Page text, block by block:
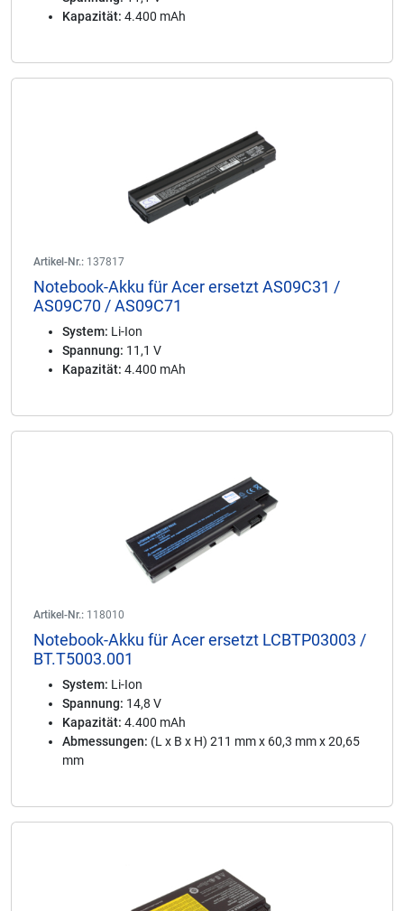
Kapazität: 4.400 mAh
Artikel-Nr.: 137817
Notebook-Akku für Acer ersetzt AS09C31 /
AS09C70 / AS09C71
System: Li-Ion
Spannung: 11,1 V
Kapazität: 4.400 mAh
Artikel-Nr.: 118010
Notebook-Akku für Acer ersetzt LCBTP03003 /
BT.T5003.001
System: Li-Ion
Spannung: 14,8 V
Kapazität: 4.400 mAh
Abmessungen: (L x B x H) 211 mm x 60,3 mm x 20,65
mm